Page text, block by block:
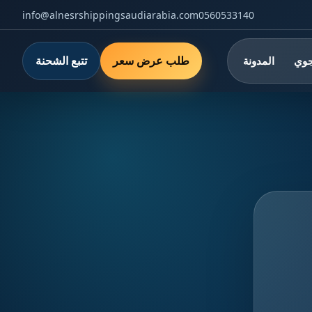
0560533140
info@alnesrshippingsaudiarabia.com
المدونة طلب عرض سعر تتبع الشحنة